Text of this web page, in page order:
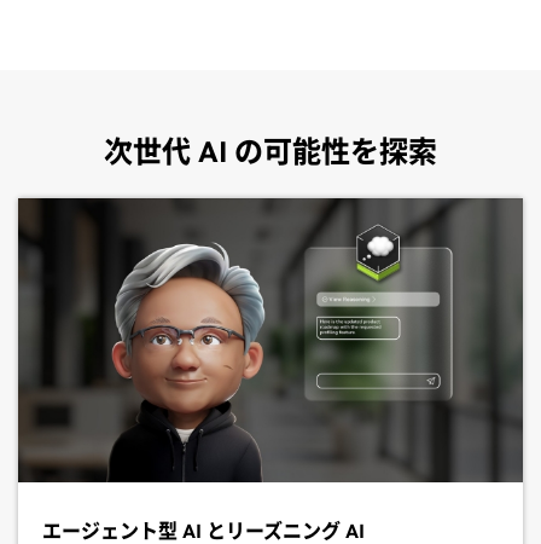
次世代 AI の可能性を探索
エージェント型 AI とリーズニング AI